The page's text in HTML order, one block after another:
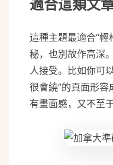
適合這類文
這種主題最適合“輕
秘，也別故作高深
人接受。比如你可
很會繞”的頁面形容
有畫面感，又不至于